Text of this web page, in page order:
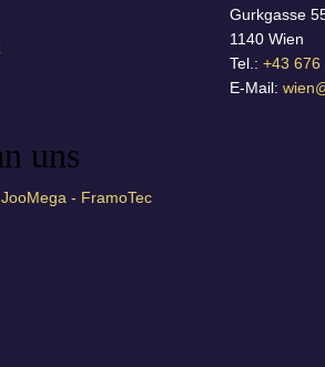
uns
- FramoTec
Gurkgasse
1140 Wien
Tel.: +43 676
E-Mail: